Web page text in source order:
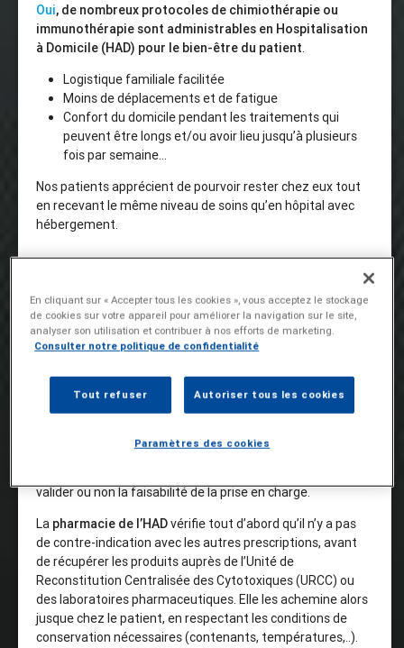
Oui, de nombreux protocoles de chimiothérapie ou
immunothérapie sont administrables en Hospitalisation
à Domicile (HAD) pour le bien-être du patient.
Logistique familiale facilitée
Moins de déplacements et de fatigue
Confort du domicile pendant les traitements qui
peuvent être longs et/ou avoir lieu jusqu’à plusieurs
fois par semaine…
Nos patients apprécient de pourvoir rester chez eux tout
en recevant le même niveau de soins qu’en hôpital avec
hébergement.
Examen et organisation des prises
en charge
L’oncologueeffectue la demande de prise en charge
nivolumab,… une 30aine de molécules sont ainsi
médecin de l’HADanalyse ensuite le dossier médical, et
valider ou non la faisabilité de la prise en charge.
La pharmacie de l’HADvérifie tout d’abord qu’il n’y a pas
de contre-indication avec les autres prescriptions, avant
de récupérer les produits auprès de l’Unité de
Reconstitution Centralisée des Cytotoxiques (URCC) ou
des laboratoires pharmaceutiques. Elle les achemine alors
jusque chez le patient, en respectant les conditions de
conservation nécessaires (contenants, températures,..).
En cliquant sur « Accepter tous les cookies », vous acceptez le stockage
de cookies sur votre appareil pour améliorer la navigation sur le site,
analyser son utilisation et contribuer à nos efforts de marketing.
Consulter notre politique de confidentialité
Tout refuser Autoriser tous les cookies
Paramètres des cookies